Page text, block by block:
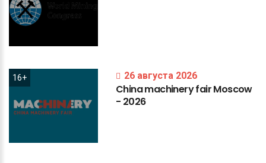
16+ 26 августа 2026
ChinamachineryfairMoscow
- 2026